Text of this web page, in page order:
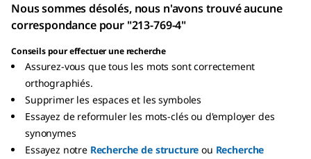
Nous sommes désolés, nous n'avons trouvé aucune
correspondance pour "213-769-4"
Conseils pour effectuer une recherche
Assurez-vous que tous les mots sont correctement
orthographiés.
Supprimer les espaces et les symboles
Essayez de reformuler les mots-clés ou d'employer des
synonymes
Essayez notre Recherche de structure ou Recherche